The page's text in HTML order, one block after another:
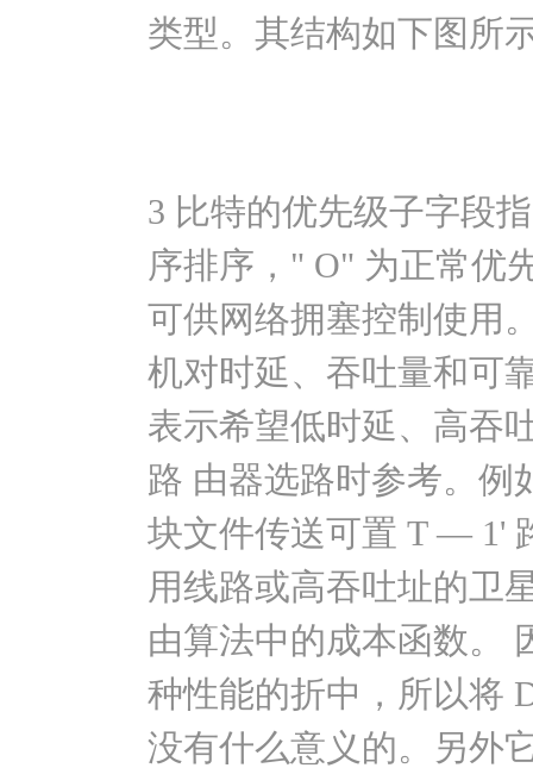
类型。其结构如下图所
3 比特的优先级子字段
序排序，" O" 为正常优
可供网络拥塞控制使用
机对时延、吞吐量和可
表示希望低时延、高吞
路 由器选路时参考。例
块文件传送可置 T — 1'
用线路或高吞吐址的卫
由算法中的成本函数。
种性能的折中，所以将
没有什么意义的。另外